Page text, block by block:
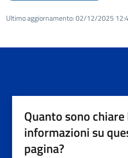
Ultimo aggiornamento:02/12/2025
Quanto sono chiare
informazioni su
pagina?